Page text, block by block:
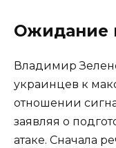
Ожидание
Владимир
украинцев к
отношении
заявляя о
атаке. Сначала